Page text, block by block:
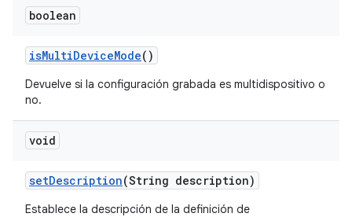
boolean
isMultiDeviceMode()
Devuelve si la configuración grabada es multidispositivo o
no.
void
setDescription(String description)
Establece la descripción de la definición de